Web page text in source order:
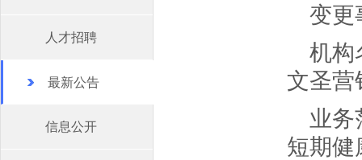
人才招聘
最新公告
信息公开
变更
机构
文圣营
业务
短期健